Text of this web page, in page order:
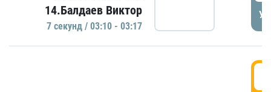
14.Балдаев Виктор
7 секунд / 03:10 - 03:17